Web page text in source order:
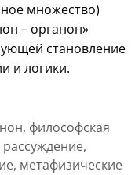
множество)
– органон»
становление
и логики.
философская
метафизические